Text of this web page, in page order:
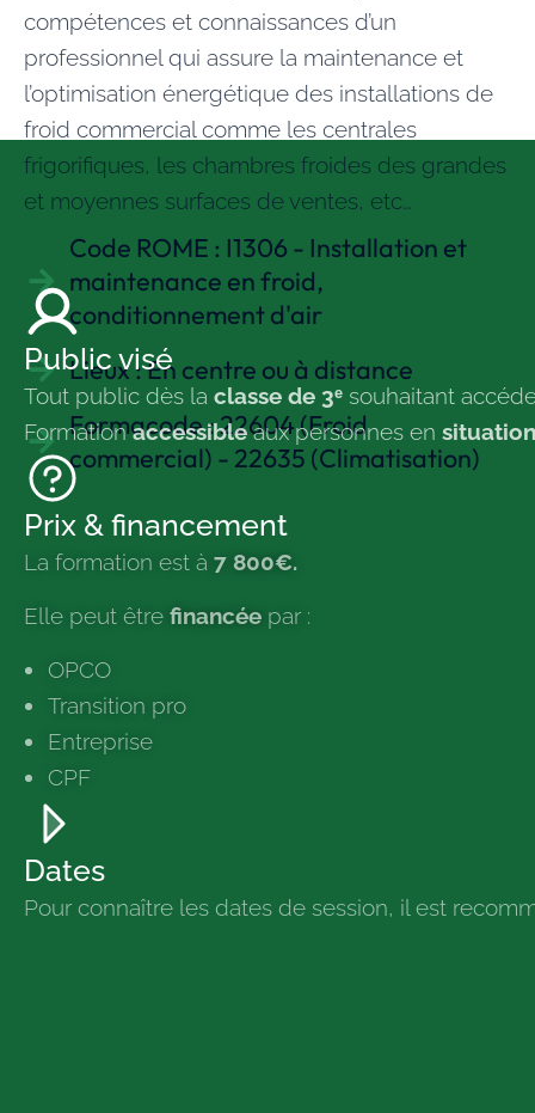
compétences et connaissances d’un
professionnel qui assure la maintenance et
l’optimisation énergétique des installations de
froid commercial comme les centrales
frigorifiques, les chambres froides des grandes
et moyennes surfaces de ventes, etc…
Code ROME : I1306 - Installation et
maintenance en froid,
conditionnement d'air
Lieux : En centre ou à distance
Formacode : 22604 (Froid
commercial) - 22635 (Climatisation)
Public visé
Tout public dès la classe de 3ᵉ souhaitant
Formationaccessibleaux personnes en
Prix & financement
La formation est à 7 800€.
Elle peut être financée par :
OPCO
Transition pro
Entreprise
CPF
Dates
Pour connaître les dates de session, il est